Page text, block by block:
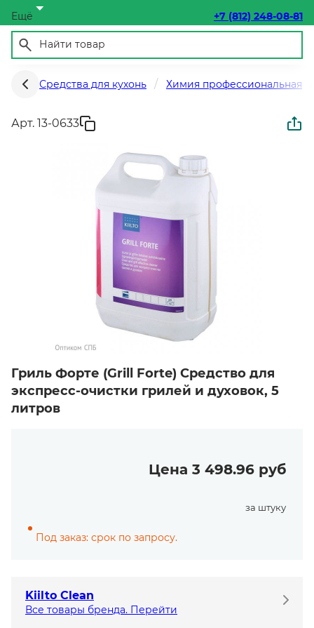
Ещё +7 (812) 248-08-81
Средства для кухонь Химия профессиональная
Арт. 13-0633
Гриль Форте (Grill Forte) Средство для
экспресс-очистки грилей и духовок, 5
литров
Цена 3 498.96 руб
за штуку
Под заказ: срок по запросу.
Kiilto Clean
Все товары бренда. Перейти